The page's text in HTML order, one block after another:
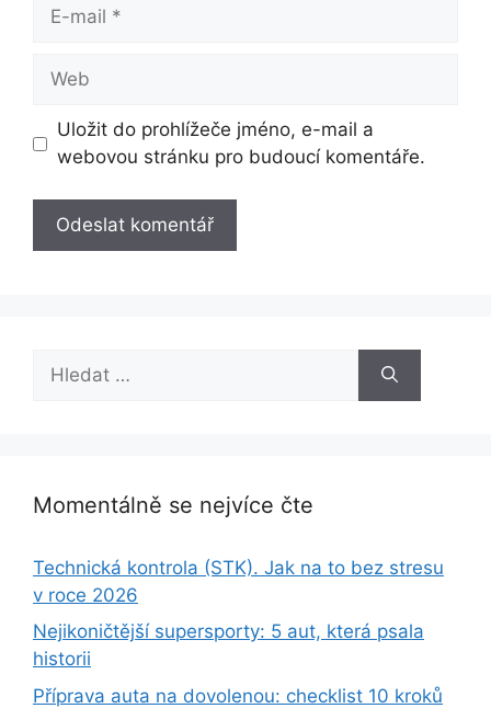
Web
Uložit do prohlížeče jméno, e-mail a
webovou stránku pro budoucí komentáře.
Momentálně se nejvíce čte
Technická kontrola (STK). Jak na to bez stresu
v roce 2026
Nejikoničtější supersporty: 5 aut, která psala
historii
Příprava auta na dovolenou: checklist 10 kroků